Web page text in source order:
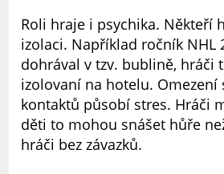
Roli hraje i psychika. Někteří
izolaci. Například ročník NHL
dohrával v tzv. bublině, hráči
izolovaní na hotelu. Omezení
kontaktů působí stres. Hráči
děti to mohou snášet hůře
hráči bez závazků.